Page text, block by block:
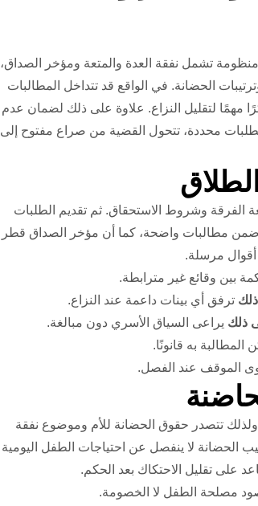
تشمل نفقة العدة والمتعة ومؤخر الصداق،
الحضانة. في الواقع قد تتداخل المطالبات
مهمًا لتقليل النزاع. علاوة على ذلك لضمان عدم
محددة، تتحول القضية من صراع مفتوح إلى
الفرقة وشروط الاستحقاق. ثم تقديم الطلبات
ضمن مطالبات واضحة، كما أن مؤخر الصداق قطر
أقوال مرسلة.
بين وقائع غير مترابطة.
ترفق أي بينات داعمة عند النزاع.
ذلك يراعى السياق الأسري دون مبالغة.
به قانونًا.
الموقف عند الفصل.
ولذلك تتصدر حقوق الحضانة للأم وموضوع نفقة
الحضانة لا ينفصل عن احتياجات الطفل اليومية
على تقليل الاحتكاك بعد الحكم.
مصلحة الطفل لا الخصومة.